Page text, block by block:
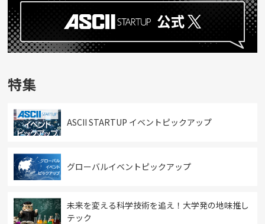
特集
ASCII STARTUP イベントピックアップ
グローバルイベントピックアップ
未来を変える科学技術を追え！大学発の地味推し
テック